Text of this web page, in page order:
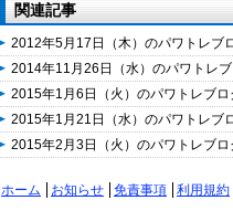
関連記事
2012年5月17日（木）のパワトレブ
2014年11月26日（水）のパワトレ
2015年1月6日（火）のパワトレブロ
2015年1月21日（水）のパワトレブ
2015年2月3日（火）のパワトレブロ
ホーム お知らせ 免責事項 利用規約